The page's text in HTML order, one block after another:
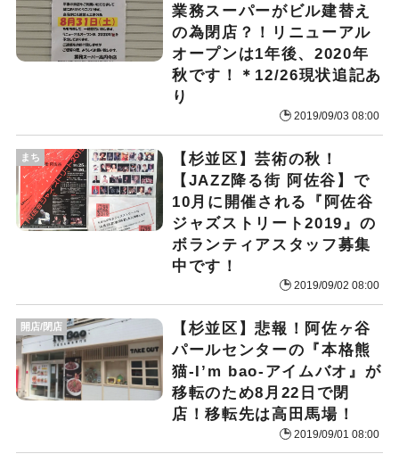
業務スーパーがビル建替え
の為閉店？！リニューアル
オープンは1年後、2020年
秋です！＊12/26現状追記あ
り
2019/09/03 08:00
【杉並区】芸術の秋！
【JAZZ降る街 阿佐谷】で
10月に開催される『阿佐谷
ジャズストリート2019』の
ボランティアスタッフ募集
中です！
2019/09/02 08:00
まち
【杉並区】悲報！阿佐ヶ谷
パールセンターの『本格熊
猫-I’m bao-アイムバオ』が
移転のため8月22日で閉
店！移転先は高田馬場！
2019/09/01 08:00
開店/閉店